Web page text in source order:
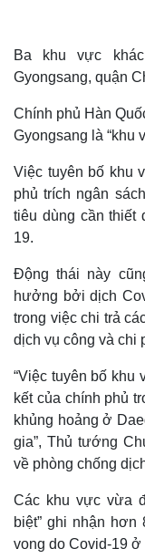
Thế giới
Quan sát
Cuộc sống đó đây
Ba khu vực
Gyongsang, quận
Chính phủ Hàn
Gyongsang là “khu
Việc tuyên bố khu
phủ trích ngân
tiêu dùng cần thiết
19.
Động thái này
hưởng bởi dịch
trong việc chi trả
dịch vụ công và chi
“Việc tuyên bố khu
kết của chính phủ
khủng hoảng ở
gia”, Thủ tướng
về phòng chống
Các khu vực vừa
biệt” ghi nhận
vong do Covid-19 ở